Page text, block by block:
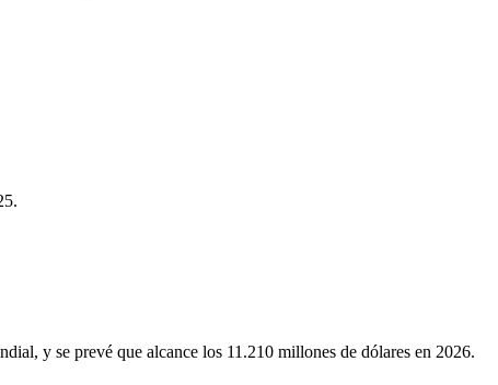
y se prevé que alcance los 11.210 millones de dólares en 2026.